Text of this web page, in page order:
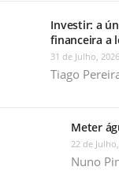
Investir: a
financeira a
31 de Julho, 2026
Tiago
Meter
22 de
Nuno